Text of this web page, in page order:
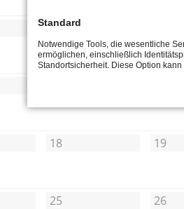
4
18 19
25 26
Standard
Notwendige Tools, die wesentliche
ermöglichen, einschließlich
Standortsicherheit. Diese Option